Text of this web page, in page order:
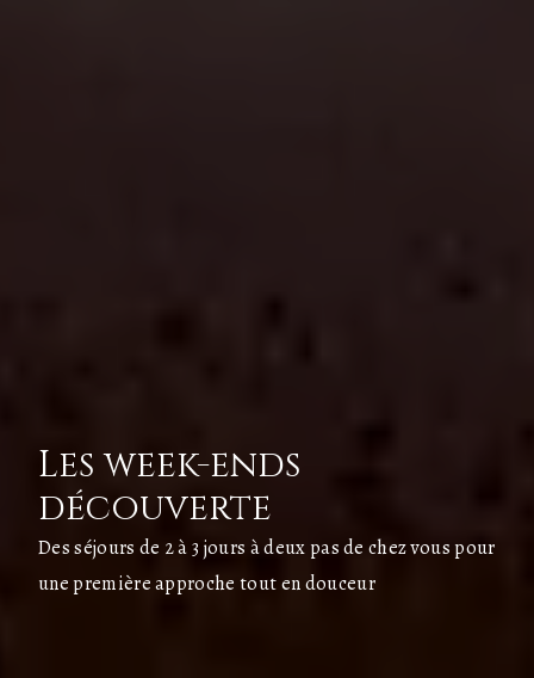
Les week-ends
découverte
Des séjours de 2 à 3 jours à deux pas de chez vous pour
une première approche tout en douceur